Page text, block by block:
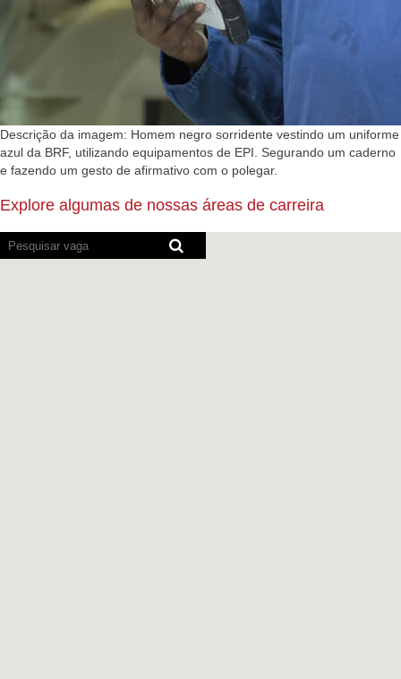
Descrição da imagem: Homem negro sorridente vestindo um uniforme
azul da BRF, utilizando equipamentos de EPI. Segurando um caderno
e fazendo um gesto de afirmativo com o polegar.
Explore algumas de nossas áreas de carreira
Os
leitores